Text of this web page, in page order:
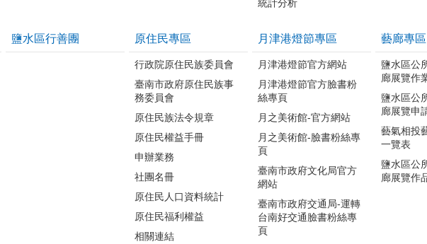
統計分析
鹽水區行善團 原住民專區
行政院原住民族委員會
臺南市政府原住民族事
務委員會
原住民族法令規章
原住民權益手冊
申辦業務
社團名冊
原住民人口資料統計
原住民福利權益
相關連結
月津港燈節專區
月津港燈節官方網站
月津港燈節官方臉書粉
絲專頁
月之美術館-官方網站
月之美術館-臉書粉絲專
頁
臺南市政府文化局官方
網站
臺南市政府交通局-運轉
台南好交通臉書粉絲專
頁
藝廊專區
鹽水區公
廊展覽作
鹽水區公
廊展覽申
藝氣相投
一覽表
鹽水區公
廊展覽作